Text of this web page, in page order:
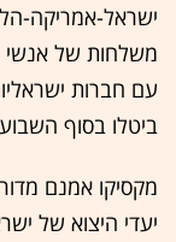
ישראל-אמריקה-
משלחות של אנשי
עם חברות
ביטלו בסוף
יעדי היצוא של